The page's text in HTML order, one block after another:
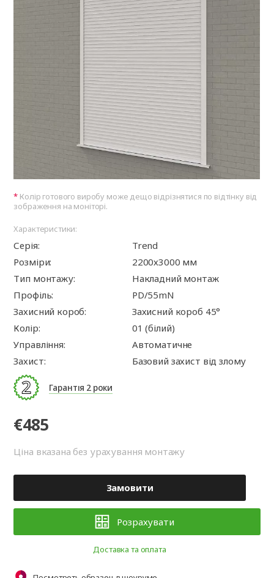
Колір готового виробу може дещо відрізнятися по відтінку від
зображення на моніторі.
Характеристики:
Серія:
Trend
Розміри:
2200х3000 мм
Тип монтажу:
Накладний монтаж
Профіль:
PD/55mN
Захисний короб:
Захисний короб 45°
Колір:
01 (білий)
Управління:
Автоматичне
Захист:
Базовий захист від злому
Гарантія 2 роки
€485
Ціна вказана без урахування монтажу
Замовити
Розрахувати
Доставка та оплата